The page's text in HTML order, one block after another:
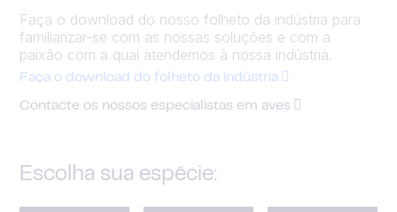
Faça o download do nosso folheto da indústria para
familiarizar-se com as nossas soluções e com a
paixão com a qual atendemos à nossa indústria.
Faça o download do folheto da indústria
Contacte os nossos especialistas em aves
Escolha sua espécie: